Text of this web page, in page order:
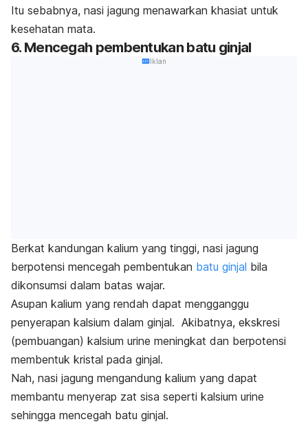
Itu sebabnya, nasi jagung menawarkan khasiat untuk
kesehatan mata.
6. Mencegah pembentukan batu ginjal
Iklan
Berkat kandungan kalium yang tinggi, nasi jagung
berpotensi mencegah pembentukan batu ginjal bila
dikonsumsi dalam batas wajar.
Asupan kalium yang rendah dapat mengganggu
penyerapan kalsium dalam ginjal. Akibatnya, ekskresi
(pembuangan) kalsium urine meningkat dan berpotensi
membentuk kristal pada ginjal.
Nah, nasi jagung mengandung kalium yang dapat
membantu menyerap zat sisa seperti kalsium urine
sehingga mencegah batu ginjal.